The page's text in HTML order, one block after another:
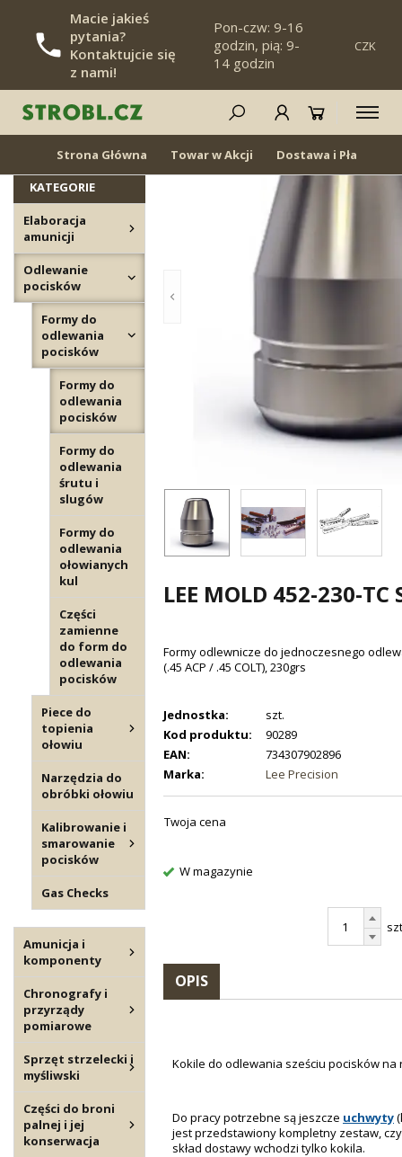
POMIŃ NAWIGACJĘ
Macie jakieś
pytania?
Kontaktujcie się
z nami!
Pon-czw: 9-16
godzin, pią: 9-
14 godzin
CZK
Strona Główna Towar w Akcji Dostawa i Płatność
NOWOŚĆ
Z POWROTEM W
KATEGORIE
Elaboracja
amunicji
Odlewanie
pocisków
Formy do
odlewania
pocisków
Formy do
odlewania
pocisków
Formy do
odlewania
śrutu i
slugów
Formy do
odlewania
ołowianych
kul
Części
zamienne
do form do
odlewania
pocisków
Piece do
topienia
ołowiu
Narzędzia do
obróbki ołowiu
Kalibrowanie i
smarowanie
pocisków
Gas Checks
Amunicja i
komponenty
Chronografy i
przyrządy
pomiarowe
Sprzęt strzelecki i
myśliwski
Części do broni
palnej i jej
konserwacja
Formy do odlewania pocisków
LEE MOLD 452-230-TC
Formy odlewnicze do jednoczesnego
(.45 ACP / .45 COLT), 230grs
Jednostka:
szt.
Kod produktu:
90289
EAN:
734307902896
Marka:
Lee Precision
Twoja cena
W magazynie
OPIS
Kokile do odlewania sześciu pocisków na
Do pracy potrzebne są jeszcze uchwyty
jest przedstawiony kompletny zestaw,
skład dostawy wchodzi tylko kokila.